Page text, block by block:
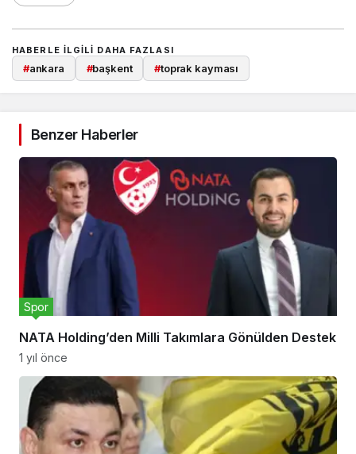
HABERLE ILGILI DAHA FAZLASI
#ankara #başkent #toprak kayması
Benzer Haberler
NATA Holding’den Milli Takımlara Gönülden Destek
Spor
1 yıl önce